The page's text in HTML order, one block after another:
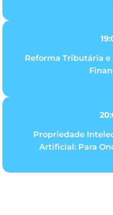
Reforma Tributária e
Propriedade
Artificial: Para